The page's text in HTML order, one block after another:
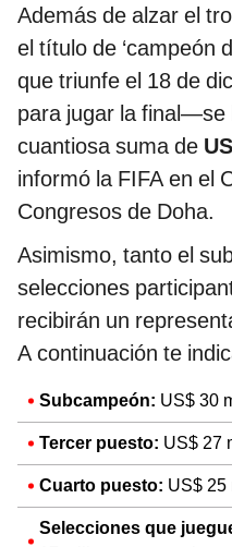
Además de alzar el
el título de ‘campeón
que triunfe el 18 de
para jugar la final—se
cuantiosa suma de
informó la FIFA en el
Congresos de Doha.
Asimismo, tanto el
selecciones
recibirán un
A continuación te
Subcampeón: US$ 30
Tercer puesto: US$ 27
Cuarto puesto: US$ 25
Selecciones que